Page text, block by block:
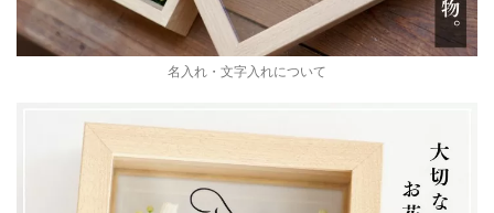
名入れ・文字入れについて